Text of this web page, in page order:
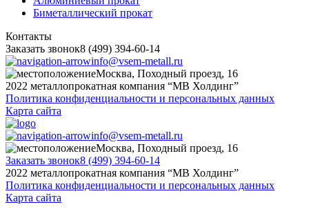
Биметаллический прокат
Контакты
Заказать звонок8 (499) 394-60-14
info@vsem-metall.ru
Москва, Походный проезд, 16
2022 металлопрокатная компания “MB Холдинг”
Политика конфиденциальности и персональных данных
Карта сайта
info@vsem-metall.ru
Москва, Походный проезд, 16
Заказать звонок8 (499) 394-60-14
2022 металлопрокатная компания “MB Холдинг”
Политика конфиденциальности и персональных данных
Карта сайта